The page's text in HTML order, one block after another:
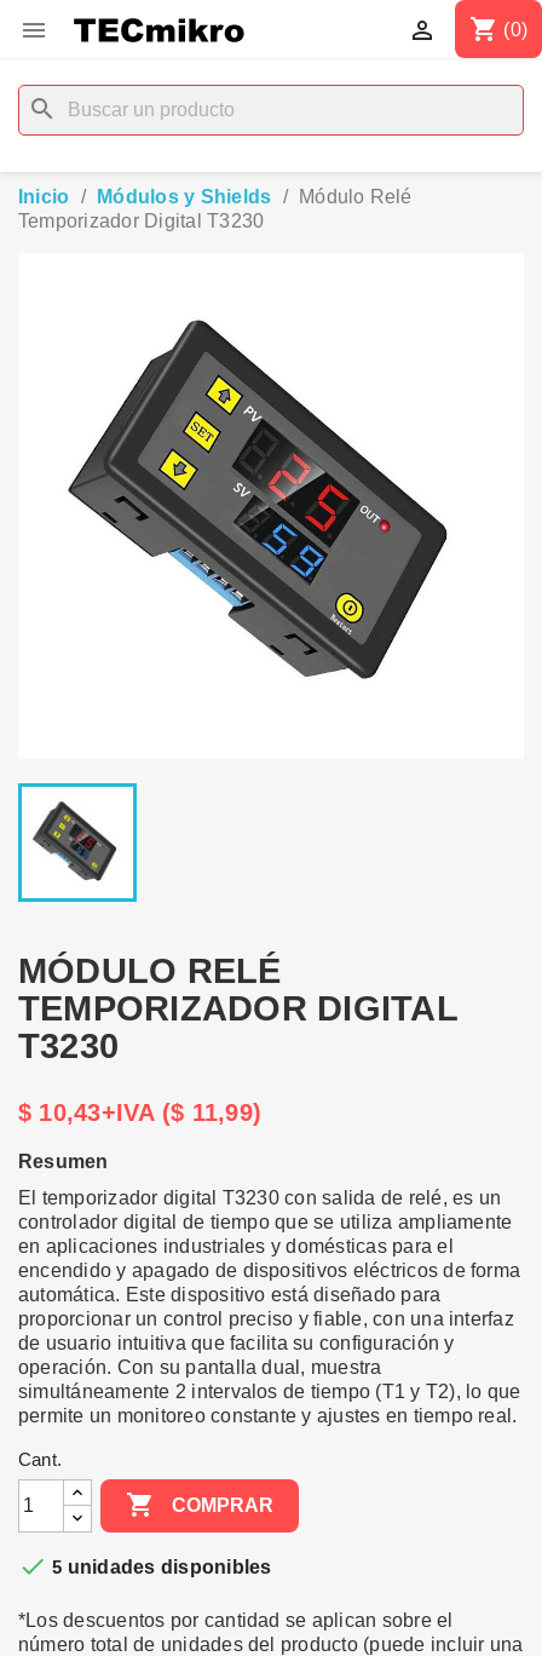
 shopping_cart (0)

search
Inicio Módulos y Shields
Módulo Relé
Temporizador Digital T3230
MÓDULO RELÉ
TEMPORIZADOR DIGITAL
T3230
$ 10,43+IVA ($ 11,99)
Resumen
El temporizador digital T3230 con salida de relé, es un
controlador digital de tiempo que se utiliza ampliamente
en aplicaciones industriales y domésticas para el
encendido y apagado de dispositivos eléctricos de forma
automática. Este dispositivo está diseñado para
proporcionar un control preciso y fiable, con una interfaz
de usuario intuitiva que facilita su configuración y
operación. Con su pantalla dual, muestra
simultáneamente 2 intervalos de tiempo (T1 y T2), lo que
permite un monitoreo constante y ajustes en tiempo real.
Cant.
 COMPRAR
 5 unidades disponibles
*Los descuentos por cantidad se aplican sobre el
número total de unidades del producto (puede incluir una